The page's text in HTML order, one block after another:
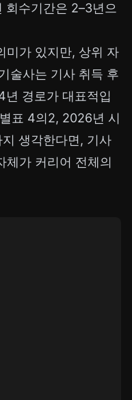
회수기간은 2–3년으
미가 있지만, 상위 자
술사는 기사 취득 후
년 경로가 대표적입
표 4의2, 2026년 시
생각한다면, 기사
체가 커리어 전체의